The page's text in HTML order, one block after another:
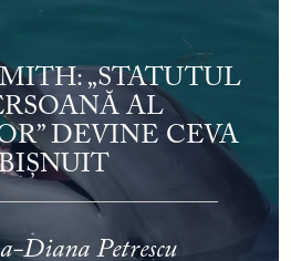
„STATUTUL
AL
DEVINE CEVA
Diana Petrescu